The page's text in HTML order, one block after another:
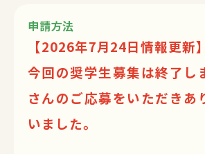
申請方法
【2026年7月24日情報更新】
今回の奨学生募集は終了し
さんのご応募をいただきあ
いました。